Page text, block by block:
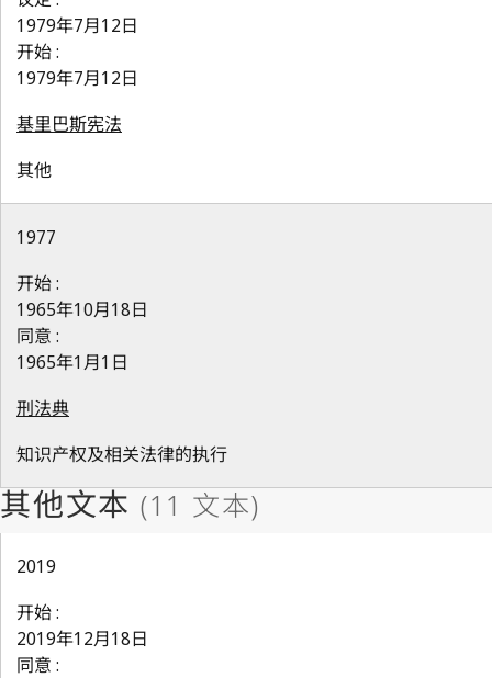
1979年7月12日
开始 :
1979年7月12日
基里巴斯宪法
其他
1977
开始 :
1965年10月18日
同意 :
1965年1月1日
刑法典
知识产权及相关法律的执行
2019
开始 :
2019年12月18日
同意 :